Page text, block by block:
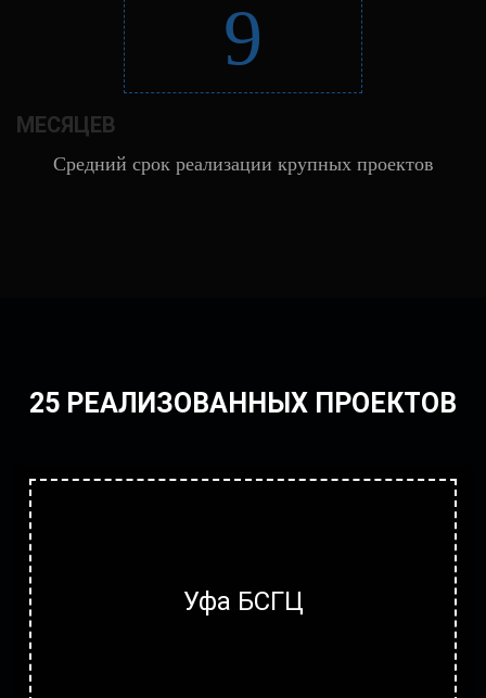
9
МЕСЯЦЕВ
Средний срок реализации крупных проектов
25 РЕАЛИЗОВАННЫХ ПРОЕКТОВ
Уфа БСГЦ